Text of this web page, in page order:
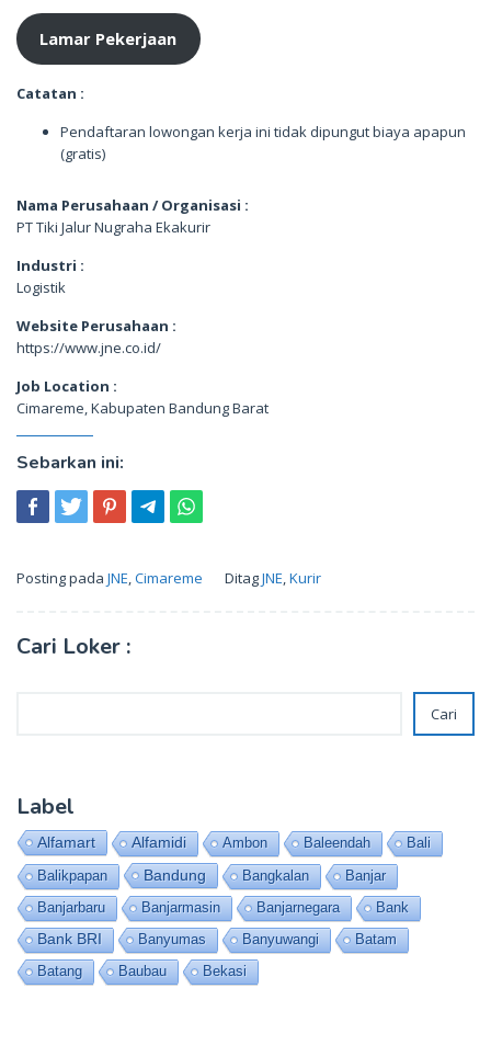
Lamar Pekerjaan
Catatan :
Pendaftaran lowongan kerja ini tidak dipungut biaya apapun
(gratis)
Nama Perusahaan / Organisasi :
PT Tiki Jalur Nugraha Ekakurir
Industri :
Logistik
Website Perusahaan :
https://www.jne.co.id/
Job Location :
Cimareme, Kabupaten Bandung Barat
Sebarkan ini:
Posting pada JNE,Cimareme DitagJNE,Kurir
Cari Loker :
Cari
Label
Alfamart Alfamidi Ambon Baleendah
Bali
Balikpapan
Bandung Bangkalan
Banjar
Banjarbaru
Banjarmasin Banjarnegara
Bank
Bank BRI
Banyumas Banyuwangi
Batam
Batang
Baubau Bekasi